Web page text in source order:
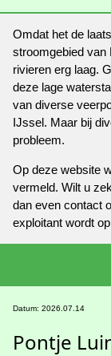
Omdat het de
stroomgebied van
rivieren erg laag.
deze lage
van diverse
IJssel. Maar bij
probleem.
Op deze website
vermeld. Wilt u
dan even contact
exploitant wordt
Datum: 2026.07.14
Pontje